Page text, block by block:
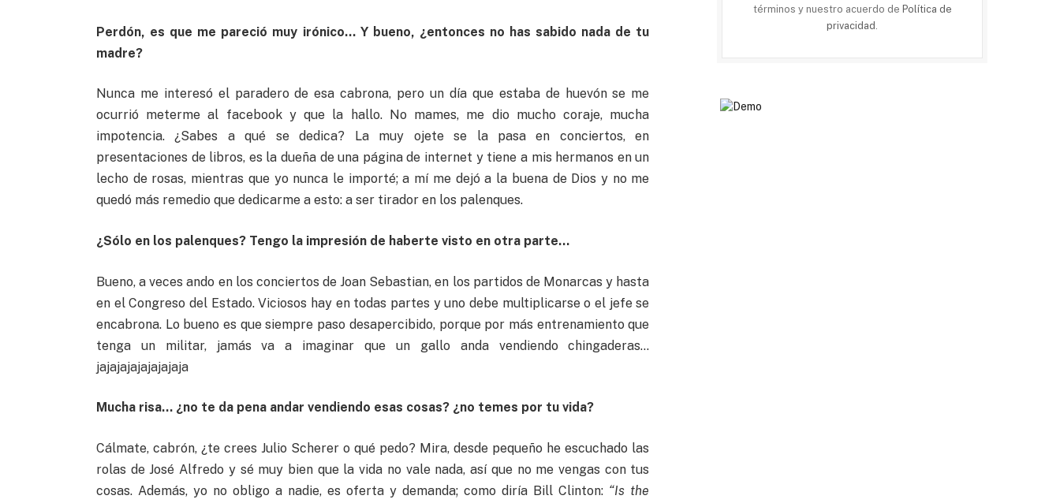
Perdón, es que me pareció muy irónico… Y bueno, ¿entonces no has sabido nada de tu
madre?
Nunca me interesó el paradero de esa cabrona, pero un día que estaba de huevón se me
ocurrió meterme al facebook y que la hallo. No mames, me dio mucho coraje, mucha
impotencia. ¿Sabes a qué se dedica? La muy ojete se la pasa en conciertos, en
presentaciones de libros, es la dueña de una página de internet y tiene a mis hermanos en un
lecho de rosas, mientras que yo nunca le importé; a mí me dejó a la buena de Dios y no me
quedó más remedio que dedicarme a esto: a ser tirador en los palenques.
¿Sólo en los palenques? Tengo la impresión de haberte visto en otra parte…
Bueno, a veces ando en los conciertos de Joan Sebastian, en los partidos de Monarcas y hasta
en el Congreso del Estado. Viciosos hay en todas partes y uno debe multiplicarse o el jefe se
encabrona. Lo bueno es que siempre paso desapercibido, porque por más entrenamiento que
tenga un militar, jamás va a imaginar que un gallo anda vendiendo chingaderas…
jajajajajajajajaja
Mucha risa… ¿no te da pena andar vendiendo esas cosas? ¿no temes por tu vida?
Cálmate, cabrón, ¿te crees Julio Scherer o qué pedo? Mira, desde pequeño he escuchado las
rolas de José Alfredo y sé muy bien que la vida no vale nada, así que no me vengas con tus
cosas. Además, yo no obligo a nadie, es oferta y demanda; como diría Bill Clinton: “Is the
términos y nuestro acuerdo de Política de
privacidad